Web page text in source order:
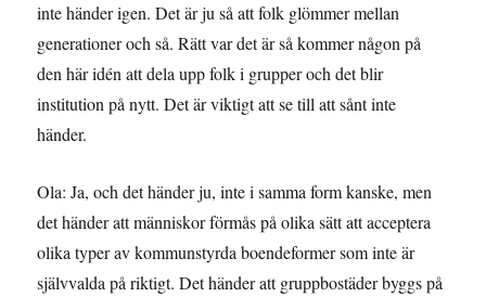
inte händer igen. Det är ju så att folk glömmer mellan
generationer och så. Rätt var det är så kommer någon på
den här idén att dela upp folk i grupper och det blir
institution på nytt. Det är viktigt att se till att sånt inte
händer.
Ola: Ja, och det händer ju, inte i samma form kanske, men
det händer att människor förmås på olika sätt att acceptera
olika typer av kommunstyrda boendeformer som inte är
självvalda på riktigt. Det händer att gruppbostäder byggs på